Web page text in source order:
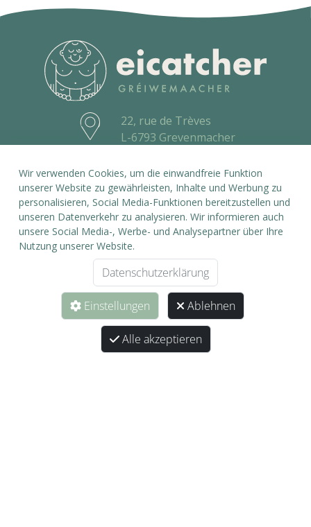
Wir verwenden Cookies, um die einwandfreie Funktion
unserer Website zu gewährleisten, Inhalte und Werbung zu
personalisieren, Social Media-Funktionen bereitzustellen und
unseren Datenverkehr zu analysieren. Wir informieren auch
unsere Social Media-, Werbe- und Analysepartner über Ihre
Nutzung unserer Website.
Datenschutzerklärung
Einstellungen Ablehnen
Alle akzeptieren
22, rue de Trèves
L-6793 Grevenmacher
26 74 59 84
info@eicatcher.lu
Service
Kontakt
Zahlung
Versand
Widerrufsrecht